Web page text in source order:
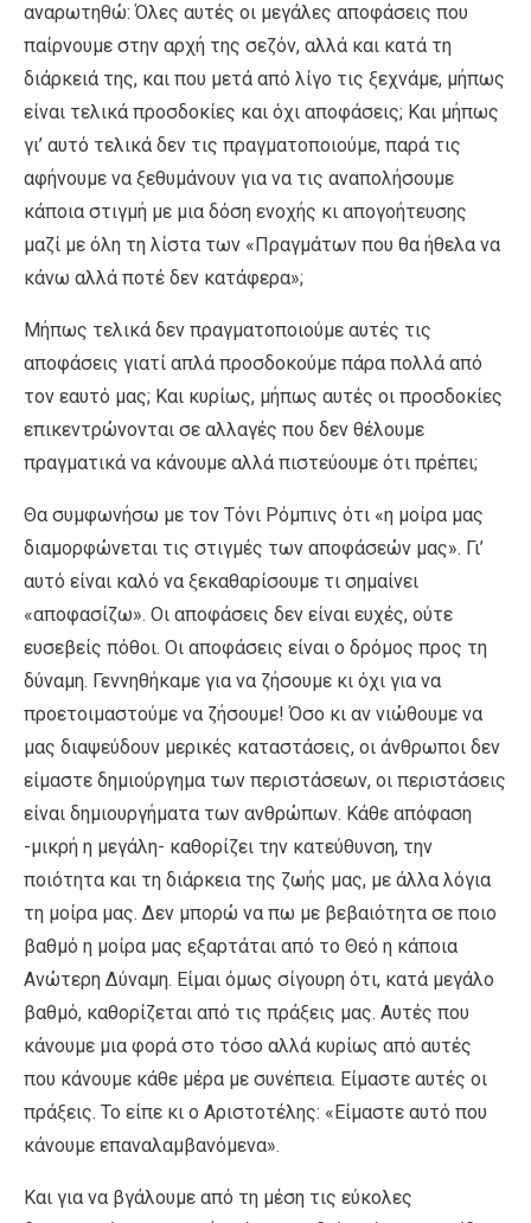
αναρωτηθώ: Όλες αυτές οι μεγάλες αποφάσεις που
παίρνουμε στην αρχή της σεζόν, αλλά και κατά τη
διάρκειά της, και που μετά από λίγο τις ξεχνάμε, μήπως
είναι τελικά προσδοκίες και όχι αποφάσεις; Και μήπως
γι’ αυτό τελικά δεν τις πραγματοποιούμε, παρά τις
αφήνουμε να ξεθυμάνουν για να τις αναπολήσουμε
κάποια στιγμή με μια δόση ενοχής κι απογοήτευσης
μαζί με όλη τη λίστα των «Πραγμάτων που θα ήθελα να
κάνω αλλά ποτέ δεν κατάφερα»;
Μήπως τελικά δεν πραγματοποιούμε αυτές τις
αποφάσεις γιατί απλά προσδοκούμε πάρα πολλά από
τον εαυτό μας; Και κυρίως, μήπως αυτές οι προσδοκίες
επικεντρώνονται σε αλλαγές που δεν θέλουμε
πραγματικά να κάνουμε αλλά πιστεύουμε ότι πρέπει;
Θα συμφωνήσω με τον Τόνι Ρόμπινς ότι «η μοίρα μας
διαμορφώνεται τις στιγμές των αποφάσεών μας». Γι’
αυτό είναι καλό να ξεκαθαρίσουμε τι σημαίνει
«αποφασίζω». Οι αποφάσεις δεν είναι ευχές, ούτε
ευσεβείς πόθοι. Οι αποφάσεις είναι ο δρόμος προς τη
δύναμη. Γεννηθήκαμε για να ζήσουμε κι όχι για να
προετοιμαστούμε να ζήσουμε! Όσο κι αν νιώθουμε να
μας διαψεύδουν μερικές καταστάσεις, οι άνθρωποι δεν
είμαστε δημιούργημα των περιστάσεων, οι περιστάσεις
είναι δημιουργήματα των ανθρώπων. Κάθε απόφαση
-μικρή η μεγάλη- καθορίζει την κατεύθυνση, την
ποιότητα και τη διάρκεια της ζωής μας, με άλλα λόγια
τη μοίρα μας. Δεν μπορώ να πω με βεβαιότητα σε ποιο
βαθμό η μοίρα μας εξαρτάται από το Θεό η κάποια
Ανώτερη Δύναμη. Είμαι όμως σίγουρη ότι, κατά μεγάλο
βαθμό, καθορίζεται από τις πράξεις μας. Αυτές που
κάνουμε μια φορά στο τόσο αλλά κυρίως από αυτές
που κάνουμε κάθε μέρα με συνέπεια. Είμαστε αυτές οι
πράξεις. Το είπε κι ο Αριστοτέλης: «Είμαστε αυτό που
κάνουμε επαναλαμβανόμενα».
Και για να βγάλουμε από τη μέση τις εύκολες